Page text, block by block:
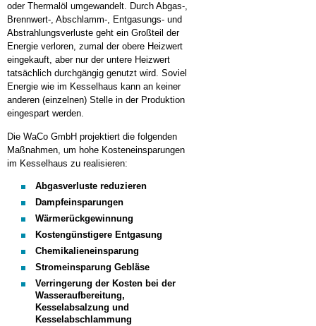
oder Thermalöl umgewandelt. Durch Abgas-,
Brennwert-, Abschlamm-, Entgasungs- und
Abstrahlungsverluste geht ein Großteil der
Energie verloren, zumal der obere Heizwert
eingekauft, aber nur der untere Heizwert
tatsächlich durchgängig genutzt wird. Soviel
Energie wie im Kesselhaus kann an keiner
anderen (einzelnen) Stelle in der Produktion
eingespart werden.
Die WaCo GmbH projektiert die folgenden
Maßnahmen, um hohe Kosteneinsparungen
im Kesselhaus zu realisieren:
Abgasverluste reduzieren
Dampfeinsparungen
Wärmerückgewinnung
Kostengünstigere Entgasung
Chemikalieneinsparung
Stromeinsparung Gebläse
Verringerung der Kosten bei der
Wasseraufbereitung,
Kesselabsalzung und
Kesselabschlammung